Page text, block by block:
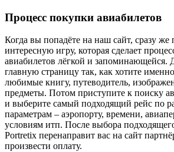
Процесс покупки авиабилетов
Когда вы попадёте на наш сайт, сразу же
интересную игру, которая сделает
авиабилетов лёгкой и запоминающейся.
главную страницу так, как хотите
любимые книгу, путеводитель,
предметы. Потом приступите к поиску
и выберите самый подходящий рейс по
параметрам – аэропорту, времени,
условиям итп. После выбора
Portretix перенаправит вас на сайт
произвести оплату.